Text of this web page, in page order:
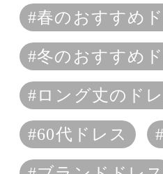
#春のおすすめ
#冬のおすすめ
#ロング丈のド
#60代ドレス